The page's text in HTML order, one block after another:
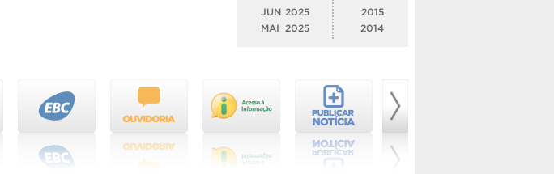
JUN 2025
MAI
2025
2015
2014